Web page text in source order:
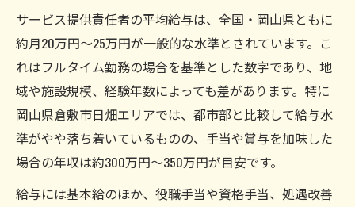
サービス提供責任者と年収400万円の現実
サービス提供責任者が年収400万円を目指す
条件とは
年収400万突破のためのサービス提供責任者
役割ポイント
サービス提供責任者の年収400万円達成事例
を分析
年収400万円ラインに届く求人のサービス提
サービス提供責任者の平均給与は、全国・岡山県ともに
約月20万円～25万円が一般的な水準とされています。こ
れはフルタイム勤務の場合を基準とした数字であり、地
域や施設規模、経験年数によっても差があります。特に
岡山県倉敷市日畑エリアでは、都市部と比較して給与水
準がやや落ち着いているものの、手当や賞与を加味した
場合の年収は約300万円～350万円が目安です。
給与には基本給のほか、役職手当や資格手当、処遇改善